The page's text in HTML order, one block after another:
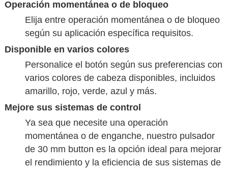
Operación momentánea o de bloqueo
Elija entre operación momentánea o de bloqueo
según su aplicación específica requisitos.
Disponible en varios colores
Personalice el botón según sus preferencias con
varios colores de cabeza disponibles, incluidos
amarillo, rojo, verde, azul y más.
Mejore sus sistemas de control
Ya sea que necesite una operación
momentánea o de enganche, nuestro pulsador
de 30 mm button es la opción ideal para mejorar
el rendimiento y la eficiencia de sus sistemas de